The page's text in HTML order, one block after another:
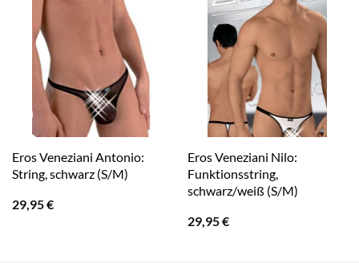
Eros Veneziani Antonio:
String, schwarz (S/M)
29,95€
Eros Veneziani Nilo:
Funktionsstring,
schwarz/weiß (S/M)
29,95€